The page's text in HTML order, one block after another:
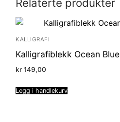
Relaterte produkter
KALLIGRAFI
Kalligrafiblekk Ocean Blue
kr 149,00
Legg i handlekurv